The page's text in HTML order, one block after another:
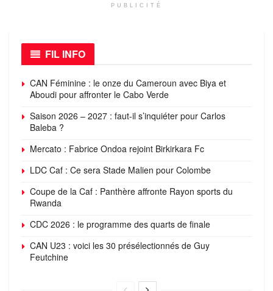
PUBLICITÉ
FIL INFO
CAN Féminine : le onze du Cameroun avec Biya et
Aboudi pour affronter le Cabo Verde
Saison 2026 – 2027 : faut-il s’inquiéter pour Carlos
Baleba ?
Mercato : Fabrice Ondoa rejoint Birkirkara Fc
LDC Caf : Ce sera Stade Malien pour Colombe
Coupe de la Caf : Panthère affronte Rayon sports du
Rwanda
CDC 2026 : le programme des quarts de finale
CAN U23 : voici les 30 présélectionnés de Guy
Feutchine